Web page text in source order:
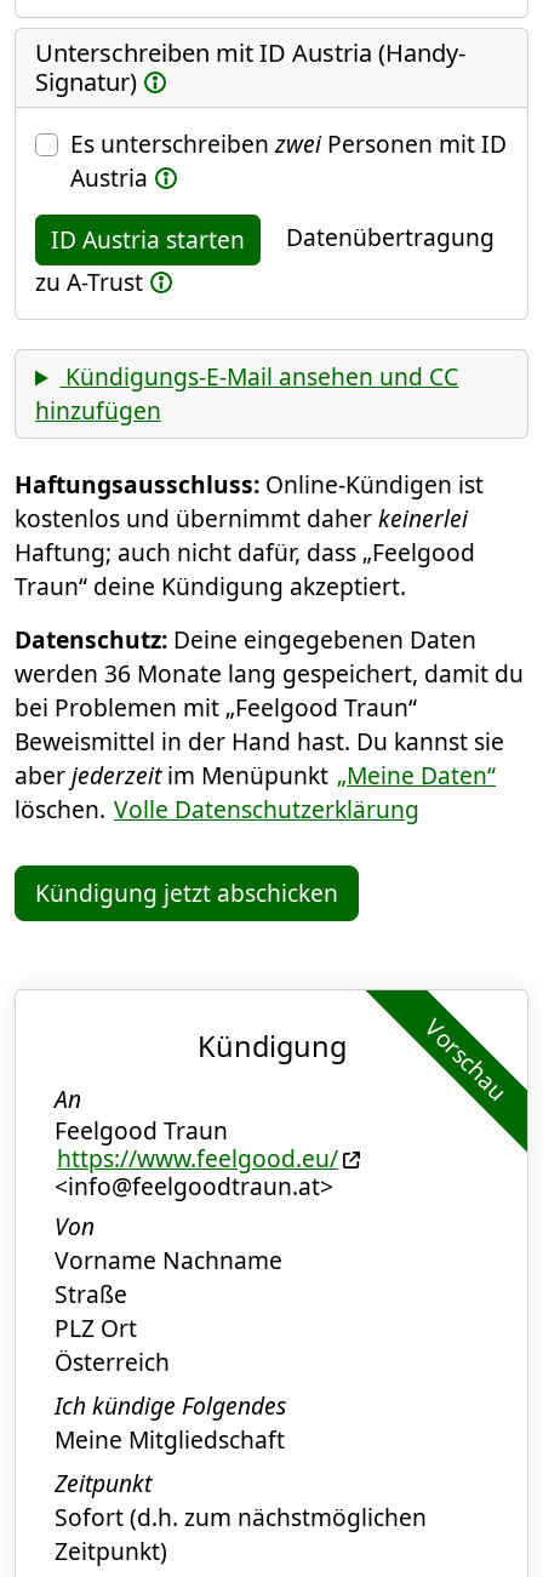
Unterschreiben mit ID Austria (Handy-
Signatur)
Es unterschreibenzweiPersonen mit ID
Austria
ID Austria starten
Datenübertragung
zu A-Trust
Kündigungs-E-Mail ansehen und CC
hinzufügen
Haftungsausschluss: Online-Kündigen ist
kostenlos und übernimmt daherkeinerlei
Haftung; auch nicht dafür, dass „Feelgood
Traun“ deine Kündigung akzeptiert.
Datenschutz: Deine eingegebenen Daten
werden 36 Monate lang gespeichert, damit du
bei Problemen mit „Feelgood Traun“
Beweismittel in der Hand hast. Du kannst sie
aberjederzeitim Menüpunkt „Meine Daten“
löschen. Volle Datenschutzerklärung
Kündigung jetzt abschicken
Vorschau
Kündigung
An
Feelgood Traun
https://www.feelgood.eu/
<info@feelgoodtraun.at>
Von
Vorname Nachname
Straße
PLZ Ort
Österreich
Ich kündige Folgendes
Meine Mitgliedschaft
Zeitpunkt
Sofort (d.h. zum nächstmöglichen
Zeitpunkt)